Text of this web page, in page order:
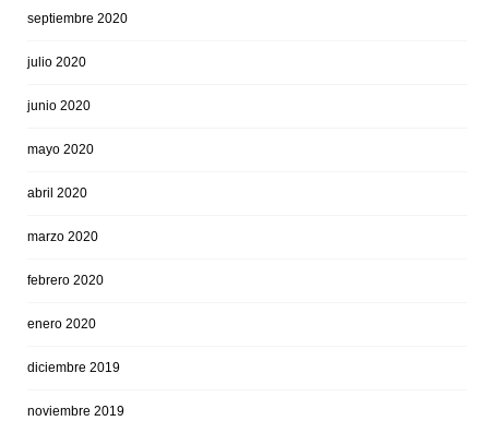
septiembre 2020
julio 2020
junio 2020
mayo 2020
abril 2020
marzo 2020
febrero 2020
enero 2020
diciembre 2019
noviembre 2019